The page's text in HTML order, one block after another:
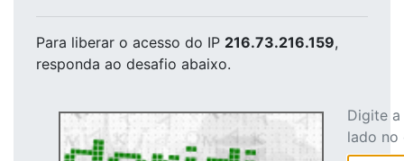
Para liberar o acesso do IP 216.73.216.159,
responda ao desafio abaixo.
Digite
lado no